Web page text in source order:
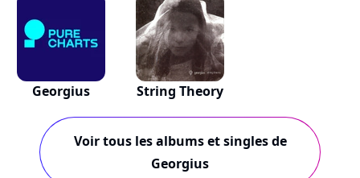
Georgius String Theory
Voir tous les albums et singles de
Georgius